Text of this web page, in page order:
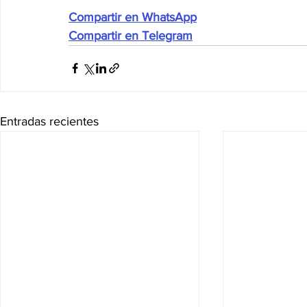
Compartir en WhatsApp
Compartir en Telegram
Entradas recientes